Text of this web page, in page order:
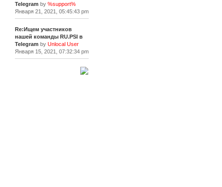
Telegram by %support%
Января 21, 2021, 05:45:43 pm
Re:Ищем участников
нашей команды RU.PSI в
Telegram by Unlocal User
Января 15, 2021, 07:32:34 pm